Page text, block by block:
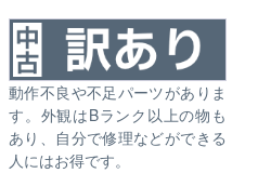
動作不良や不足パーツがありま
す。外観はBランク以上の物も
あり、自分で修理などができる
人にはお得です。